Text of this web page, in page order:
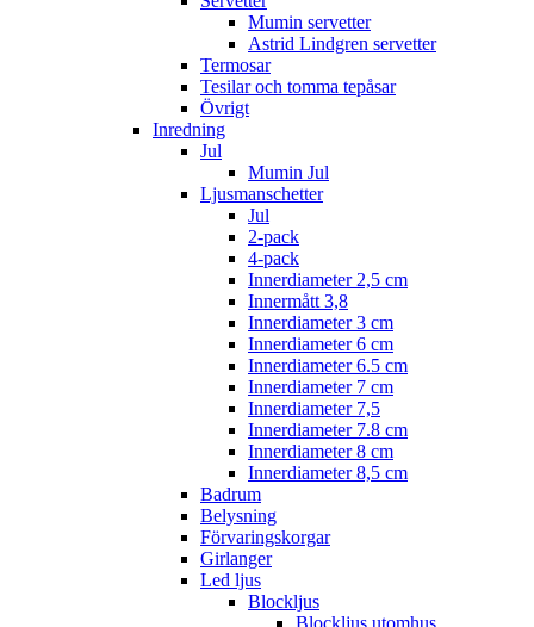
Mumin servetter
Astrid Lindgren servetter
Termosar
Tesilar och tomma tepåsar
Övrigt
Inredning
Jul
Mumin Jul
Ljusmanschetter
Jul
2-pack
4-pack
Innerdiameter 2,5 cm
Innermått 3,8
Innerdiameter 3 cm
Innerdiameter 6 cm
Innerdiameter 6.5 cm
Innerdiameter 7 cm
Innerdiameter 7,5
Innerdiameter 7.8 cm
Innerdiameter 8 cm
Innerdiameter 8,5 cm
Badrum
Belysning
Förvaringskorgar
Girlanger
Led ljus
Blockljus
Blockljus utomhus